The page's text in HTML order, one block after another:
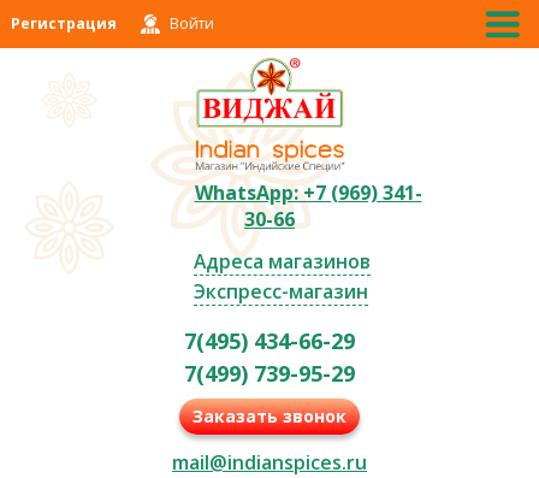
Регистрация Войти
WhatsApp: +7 (969) 341-
30-66
Адреса магазинов
Экспресс-магазин
7(495) 434-66-29
7(499) 739-95-29
Заказать звонок
mail@indianspices.ru